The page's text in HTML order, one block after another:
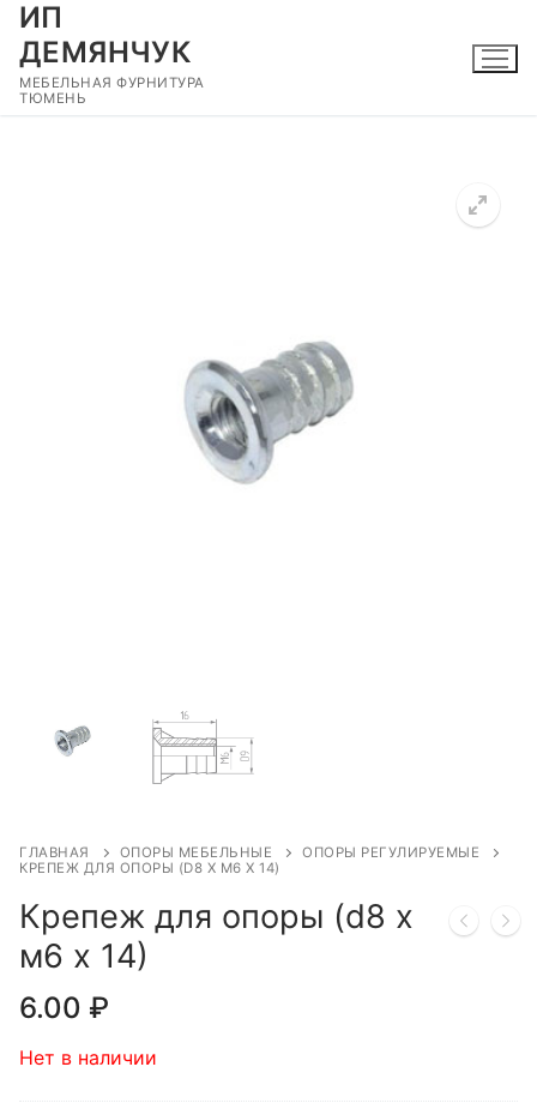
Перейти
содержимому
ИП
ДЕМЯНЧУК
МЕБЕЛЬНАЯ ФУРНИТУРА
ТЮМЕНЬ
ГЛАВНАЯ ОПОРЫ МЕБЕЛЬНЫЕ
ОПОРЫ РЕГУЛИРУЕМЫЕ
КРЕПЕЖ ДЛЯ ОПОРЫ (D8 Х М6 Х 14)
Крепеж для опоры (d8 х
м6 х 14)
6.00 ₽
Нет в наличии